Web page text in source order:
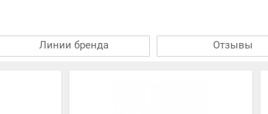
Линии бренда Отзывы